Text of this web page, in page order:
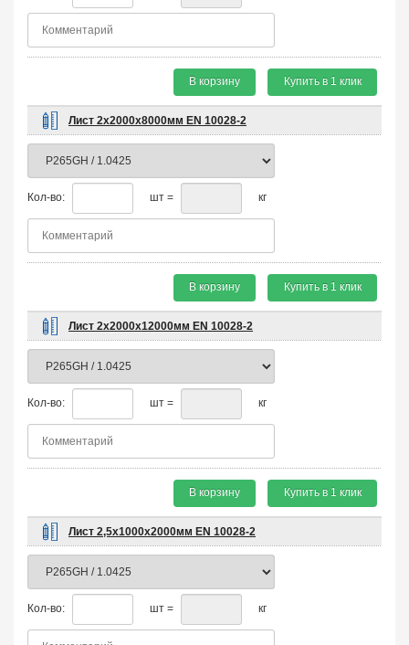
В корзину Купить в 1 клик
Лист 2х2000х8000мм EN 10028-2
Кол-во: шт = кг
В корзину Купить в 1 клик
Лист 2х2000х12000мм EN 10028-2
Кол-во: шт = кг
В корзину Купить в 1 клик
Лист 2,5х1000х2000мм EN 10028-2
Кол-во: шт = кг